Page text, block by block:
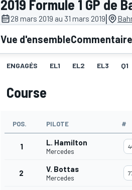
2019 Formule 1 GP de
28 mars 2019 au 31 mars 2019|
Vue d'ensemble
ENGAGÉS EL1 EL2 EL3 Q1
Course
POS. PILOTE #
1 L. Hamilton
Mercedes
2 V. Bottas
Mercedes